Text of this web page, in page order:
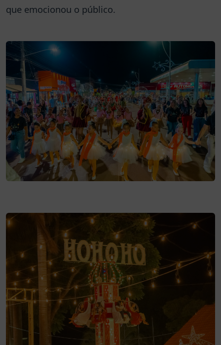
que emocionou o público.